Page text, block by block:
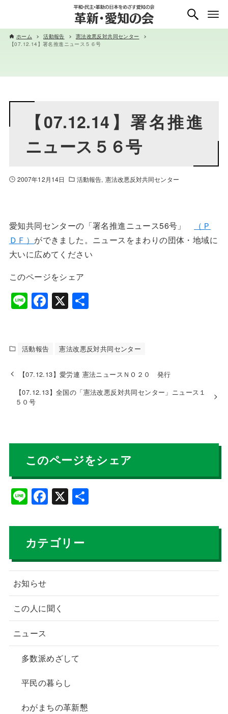
ホーム 活動報告
憲法改悪反対共同センター
【07.12.14】署名推進ニュース５６号
【07.12.14】署名推進
ニュース５６号
2007年12月14日 活動報告 憲法改悪反対共同センター
愛知共同センターの「署名推進ニュース56号」
（Ｐ
ＤＦ） ができました。ニュースをまわりの団体・地域に
大いに広めてください
このページをシェア
Li
n
F
a
e
b
o
o
X 共
活動報告 憲法改悪反対共同センター
【07.12.13】愛労連 憲法ニュースＮＯ２０ 発行
【07.12.13】全国の「憲法改悪反対共同センター」ニュース１
５０号
このページをシェア
Li
n
e
F
a
c
e
b
o
o
k
X 共
カテゴリー
お知らせ
この人に聞く
ニュース
多数派めざして
平民の暮らし
わがまちの革新懇